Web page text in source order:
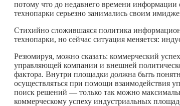
потому что до недавнего времени
технопарки серьезно занимались своим
Стихийно сложившаяся политика
технопарки, но сейчас ситуация меняется:
Резюмируя, можно сказать: коммерческий
управляющей компании и внешней
фактора. Внутри площадки должна быть
осуществляться при помощи взаимодействия
поиск решений — только так можно
коммерческому успеху индустриальных